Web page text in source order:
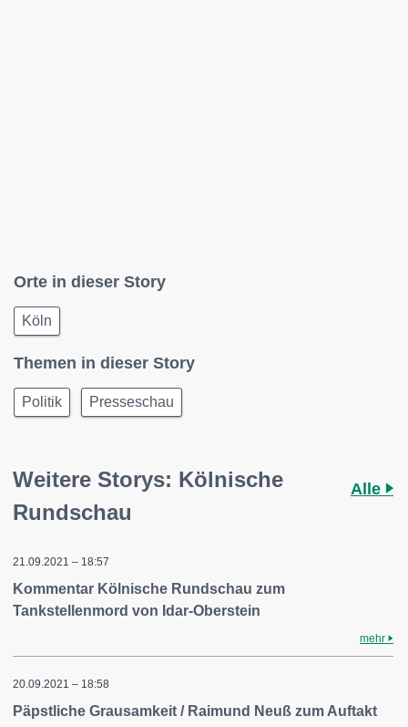
Orte in dieser Story
Köln
Themen in dieser Story
Politik Presseschau
Weitere Storys: Kölnische
Rundschau
Alle
21.09.2021 – 18:57
Kommentar Kölnische Rundschau zum
Tankstellenmord von Idar-Oberstein
mehr
20.09.2021 – 18:58
Päpstliche Grausamkeit / Raimund Neuß zum Auftakt